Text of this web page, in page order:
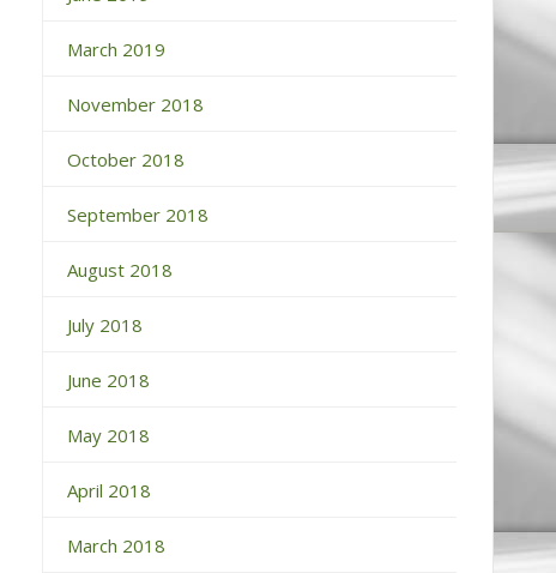
March 2019
November 2018
October 2018
September 2018
August 2018
July 2018
June 2018
May 2018
April 2018
March 2018